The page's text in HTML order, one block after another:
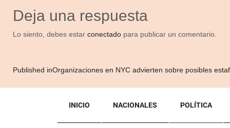
Deja una respuesta
Lo siento, debes estar conectado para publicar un comentario.
Navegación
de
entradas
Published inOrganizaciones en NYC advierten sobre posibles
INICIO NACIONALES POLÍTICA